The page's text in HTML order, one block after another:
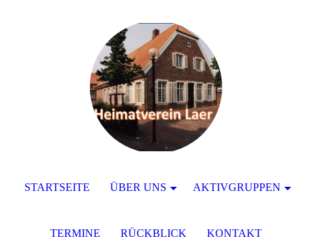
STARTSEITE ÜBER UNS AKTIVGRUPPEN
TERMINE RÜCKBLICK KONTAKT